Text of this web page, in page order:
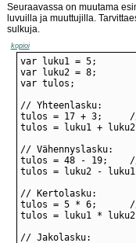
Seuraavassa on muutama
luvuilla ja muuttujilla.
sulkuja.
kopioi